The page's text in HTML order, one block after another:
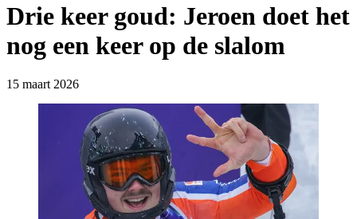
Drie keer goud: Jeroen doet het
nog een keer op de slalom
15 maart 2026